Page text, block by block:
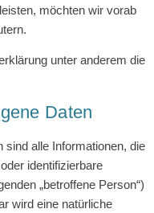
möchten wir vorab
unter anderem die
Daten
sind alle Informationen, die
identifizierbare
„betroffene Person“)
wird eine natürliche